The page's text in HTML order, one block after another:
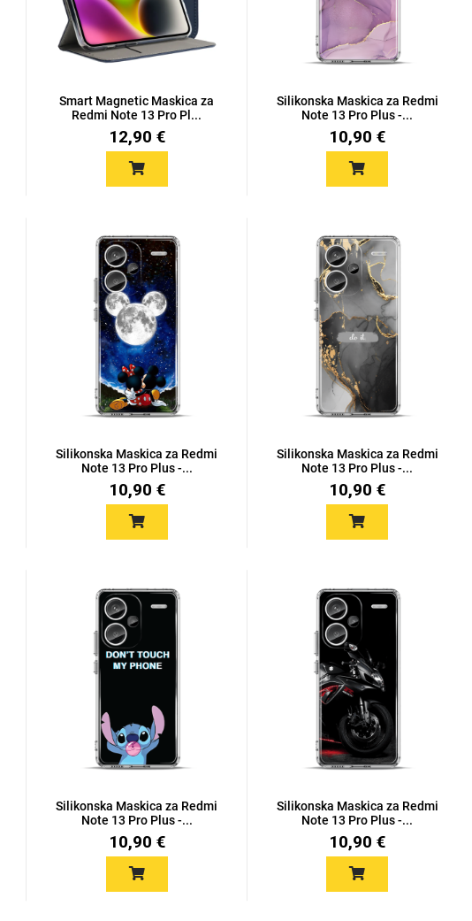
Smart Magnetic Maskica za
Redmi Note 13 Pro Pl...
12,90 €
Silikonska Maskica za Redmi
Note 13 Pro Plus -...
10,90 €
Silikonska Maskica za Redmi
Note 13 Pro Plus -...
10,90 €
Silikonska Maskica za Redmi
Note 13 Pro Plus -...
10,90 €
Silikonska Maskica za Redmi
Note 13 Pro Plus -...
10,90 €
Silikonska Maskica za Redmi
Note 13 Pro Plus -...
10,90 €